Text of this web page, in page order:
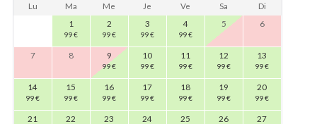
Lu Ma Me Je Ve Sa
Di
1
99€
2
99€
3
99€
4
99€
5 6
7 8 9
99€
10
99€
11
99€
12
99€
13
99€
14
99€
15
99€
16
99€
17
99€
18
99€
19
99€
20
99€
21 22 23 24 25 26 27